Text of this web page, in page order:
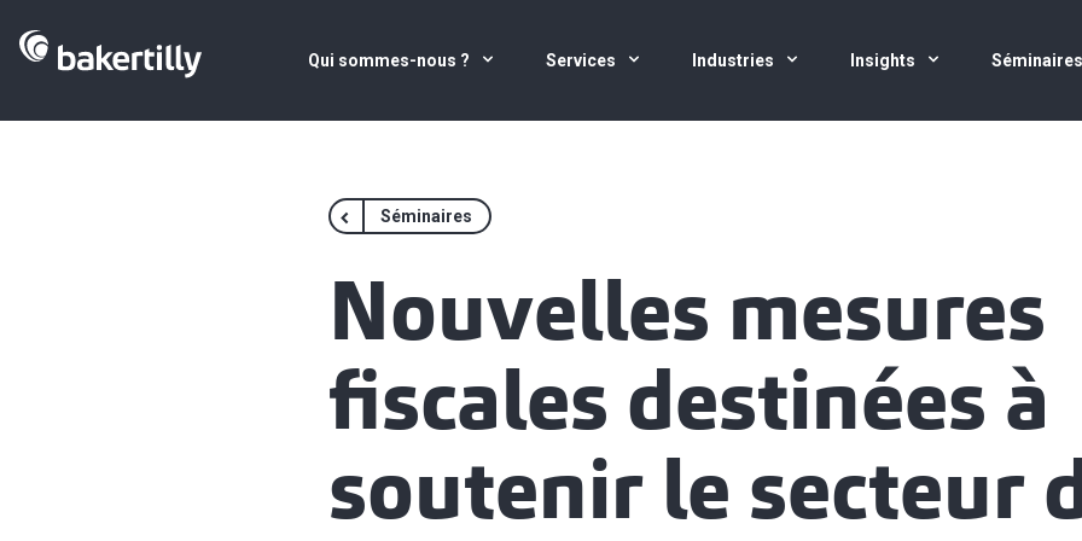
Qui sommes-nous ? Services Industries Insights Séminaires
Séminaires
Nouvelles mesures
fiscales destinées à
soutenir le secteur